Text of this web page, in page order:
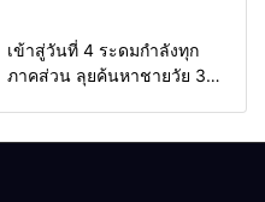
น้ำท่วมหนักเมื่อ 2 ปีก่อน จัด
ชุดเคลื่อนที่เร็วเฝ้าระวัง 24
Home รอบรั้วทั่วไทย
เข้าสู่วันที่ 4 ระดมกำลังทุก
ภาคส่วน ลุยค้นหาชายวัย 35